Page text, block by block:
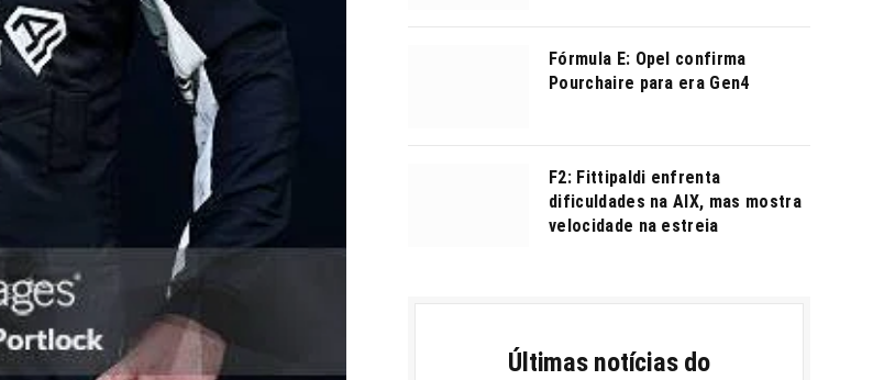
Fórmula E: Opel confirma
Pourchaire para era Gen4
F2: Fittipaldi enfrenta
dificuldades na AIX, mas mostra
velocidade na estreia
Últimas notícias do